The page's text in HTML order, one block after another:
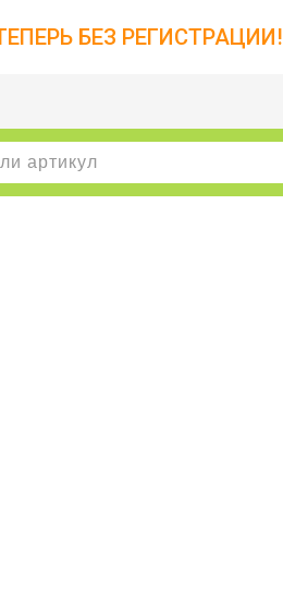
БЕЗ РЕГИСТРАЦИИ!